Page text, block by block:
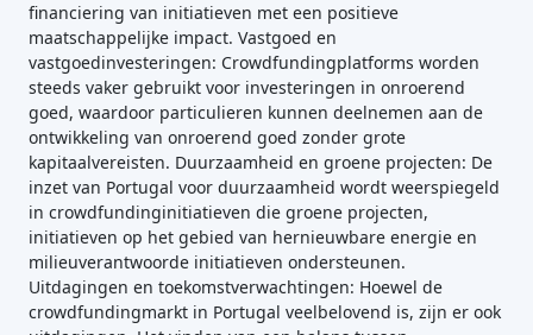
financiering van initiatieven met een positieve
maatschappelijke impact. Vastgoed en
vastgoedinvesteringen: Crowdfundingplatforms worden
steeds vaker gebruikt voor investeringen in onroerend
goed, waardoor particulieren kunnen deelnemen aan de
ontwikkeling van onroerend goed zonder grote
kapitaalvereisten. Duurzaamheid en groene projecten: De
inzet van Portugal voor duurzaamheid wordt weerspiegeld
in crowdfundinginitiatieven die groene projecten,
initiatieven op het gebied van hernieuwbare energie en
milieuverantwoorde initiatieven ondersteunen.
Uitdagingen en toekomstverwachtingen: Hoewel de
crowdfundingmarkt in Portugal veelbelovend is, zijn er ook